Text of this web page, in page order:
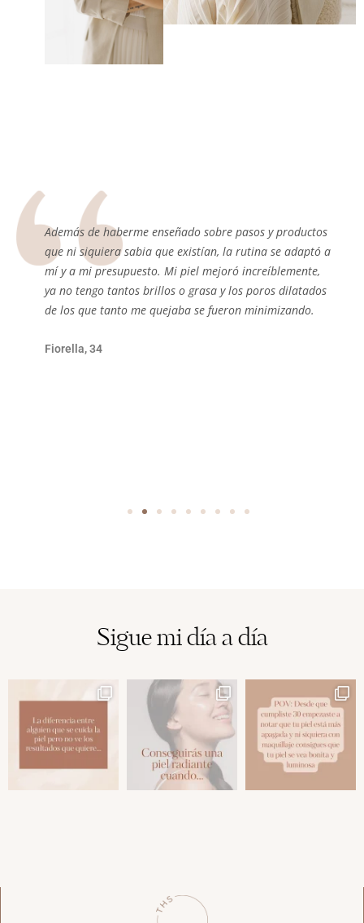
Además de haberme enseñado sobre pasos y productos
que ni siquiera sabia que existían, la rutina se adaptó a
mí y a mi presupuesto. Mi piel mejoró increíblemente,
ya no tengo tantos brillos o grasa y los poros dilatados
de los que tanto me quejaba se fueron minimizando.
Fiorella, 34
Sigue mi día a día